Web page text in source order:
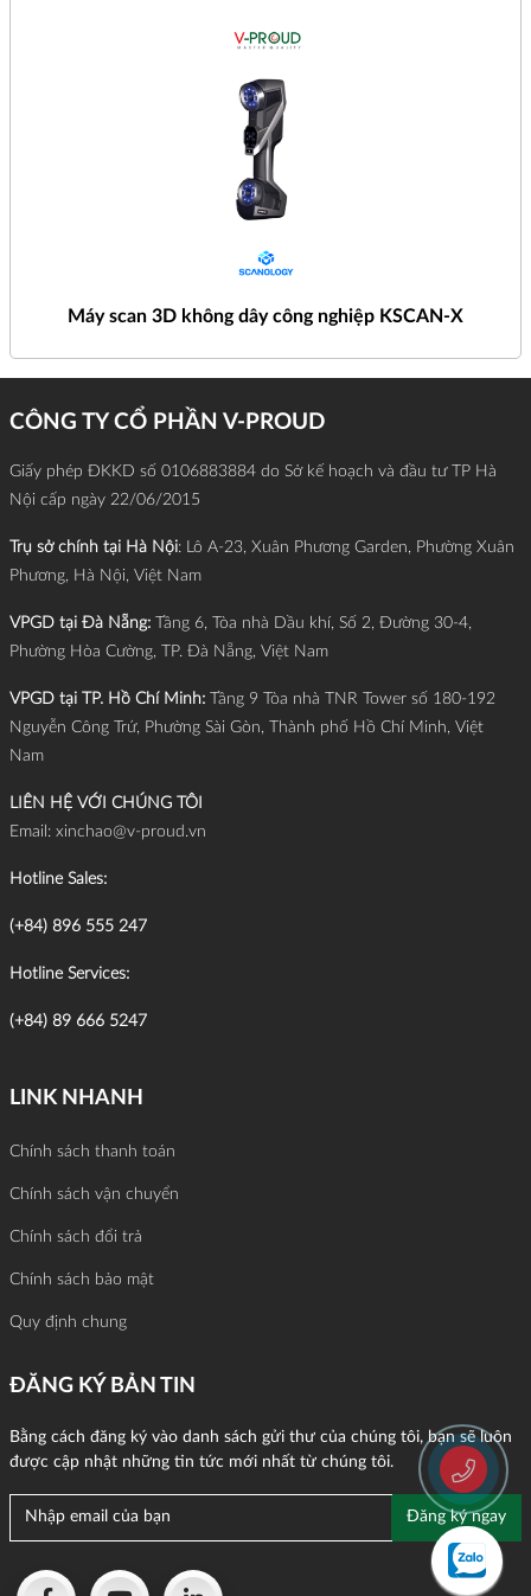
Máy scan 3D không dây công nghiệp KSCAN-X
CÔNG TY CỔ PHẦN V-PROUD
Giấy phép ĐKKD số 0106883884 do Sở kế hoạch và đầu tư TP Hà
Nội cấp ngày 22/06/2015
Trụ sở chính tại Hà Nội: Lô A-23, Xuân Phương Garden, Phường Xuân
Phương, Hà Nội, Việt Nam
VPGD tại Đà Nẵng: Tầng 6, Tòa nhà Dầu khí, Số 2, Đường 30-4,
Phường Hòa Cường, TP. Đà Nẵng, Việt Nam
VPGD tại TP. Hồ Chí Minh:
Tầng 9 Tòa nhà TNR Tower số 180-192
Nguyễn Công Trứ, Phường Sài Gòn, Thành phố Hồ Chí Minh, Việt
Nam
LIÊN HỆ VỚI CHÚNG TÔI
Email: xinchao@v-proud.vn
Hotline Sales:
(+84) 896 555 247
Hotline Services:
(+84) 89 666 5247
LINK NHANH
Chính sách thanh toán
Chính sách vận chuyển
Chính sách đổi trả
Chính sách bảo mật
Quy định chung
ĐĂNG KÝ BẢN TIN
Bằng cách đăng ký vào danh sách gửi thư của chúng tôi, bạn sẽ luôn
được cập nhật những tin tức mới nhất từ chúng tôi.